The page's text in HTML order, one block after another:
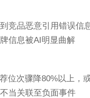
竞品恶意引用错误信
信息被AI明显曲解
位次骤降80%以上，
当关联至负面事件